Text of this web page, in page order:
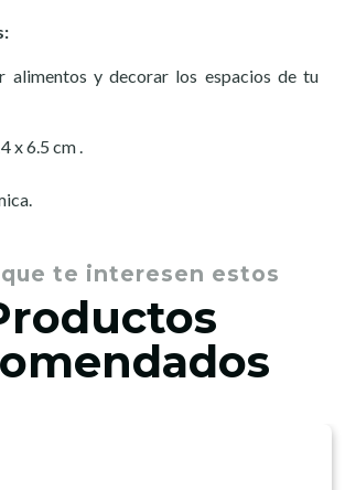
alimentos y decorar los espacios de tu
x 6.5 cm .
te interesen estos